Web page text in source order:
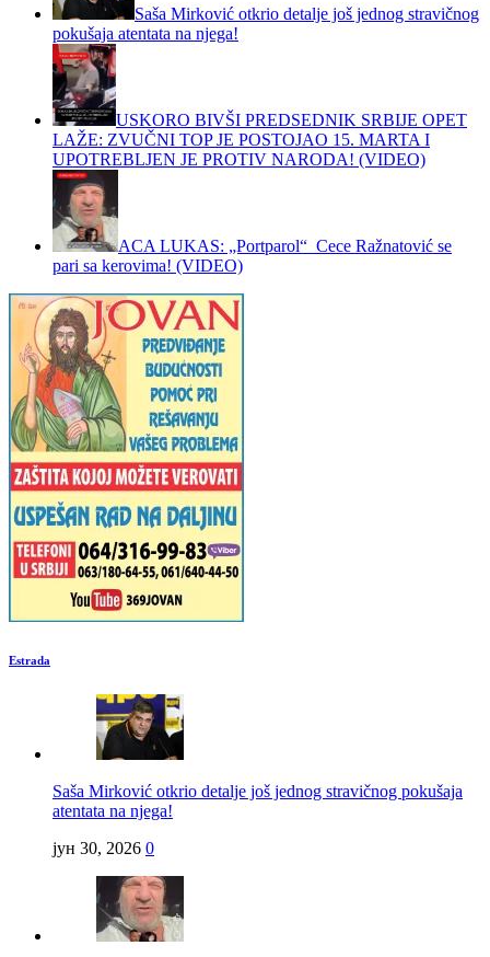
Saša Mirković otkrio detalje još jednog stravičnog
pokušaja atentata na njega!
USKORO BIVŠI PREDSEDNIK SRBIJE OPET
LAŽE: ZVUČNI TOP JE POSTOJAO 15. MARTA I
UPOTREBLJEN JE PROTIV NARODA! (VIDEO)
ACA LUKAS: „Portparol“ Cece Ražnatović se
pari sa kerovima! (VIDEO)
Estrada
Saša Mirković otkrio detalje još jednog stravičnog pokušaja
atentata na njega!
јун 30, 2026 0